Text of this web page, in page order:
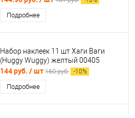
Подробнее
Набор наклеек 11 шт Хаги Ваги
(Huggy Wuggy) желтый 00405
144 руб. / шт 160 руб. -10%
Подробнее